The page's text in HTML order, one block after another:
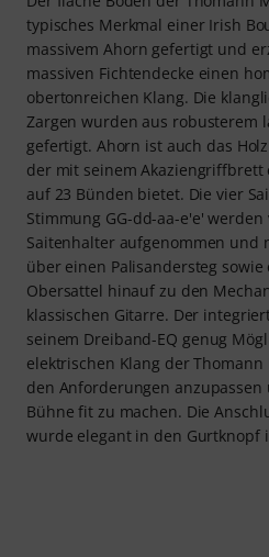
typisches Merkmal einer Irish
massivem Ahorn gefertigt und
massiven Fichtendecke einen
obertonreichen Klang. Die
Zargen wurden aus robusterem
gefertigt. Ahorn ist auch das
der mit seinem Akaziengriffbrett
auf 23 Bünden bietet. Die vier
Stimmung GG-dd-aa-e'e'
Saitenhalter aufgenommen und
über einen Palisandersteg
Obersattel hinauf zu den
klassischen Gitarre. Der
seinem Dreiband-EQ genug
elektrischen Klang der Thomann
den Anforderungen
Bühne fit zu machen. Die
wurde elegant in den Gurtknopf